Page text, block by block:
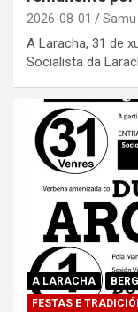
2026-08-01 Samu
A Laracha, 31 de
Socialista da
A LARACHA
FESTAS E